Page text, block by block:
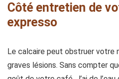
Côté entretien de
expresso
Le calcaire peut obstruer votre
graves lésions. Sans compter